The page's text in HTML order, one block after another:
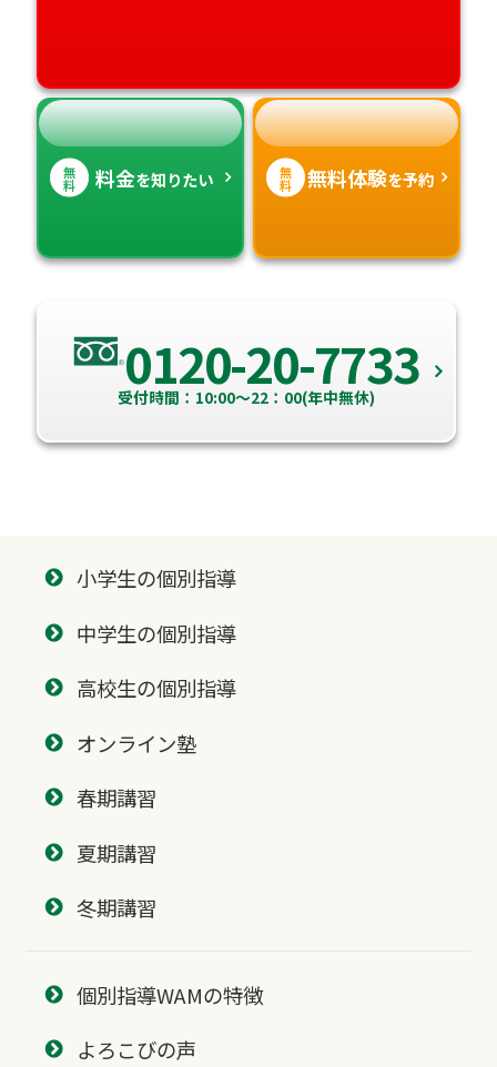
無
料 料金を知りたい 無
料 無料体験を予約
0120-20-7733
受付時間：10:00～22：00(年中無休)
小学生の個別指導
中学生の個別指導
高校生の個別指導
オンライン塾
春期講習
夏期講習
冬期講習
個別指導WAMの特徴
よろこびの声